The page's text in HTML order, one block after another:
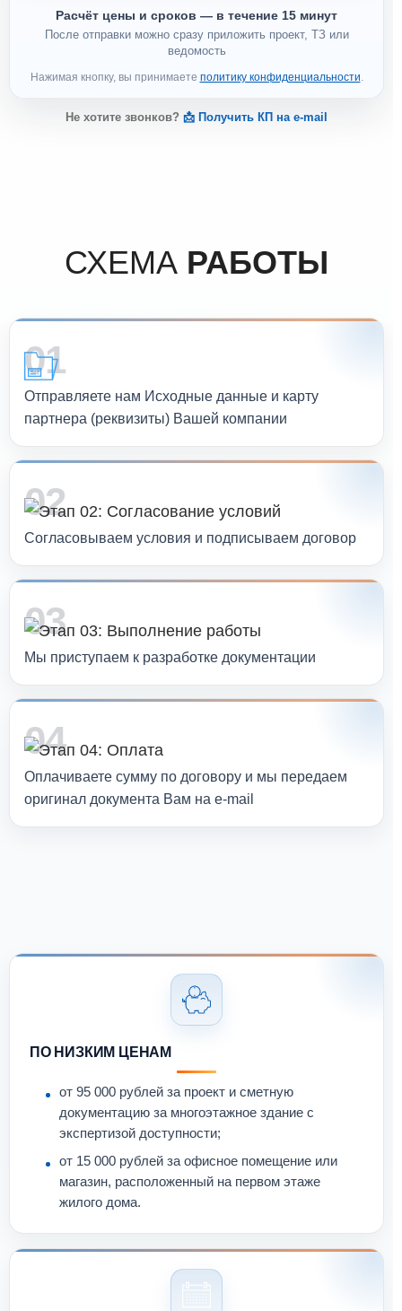
Расчёт цены и сроков — в течение 15 минут
После отправки можно сразу приложить проект, ТЗ или
ведомость
Нажимая кнопку, вы принимаете политику конфиденциальности
Не хотите звонков? 📩 Получить КП на e-mail
СХЕМА РАБОТЫ
01
Отправляете нам Исходные данные и карту
партнера (реквизиты) Вашей компании
02
Согласовываем условия и подписываем договор
03
Мы приступаем к разработке документации
04
Оплачиваете сумму по договору и мы передаем
оригинал документа Вам на e-mail
ПО НИЗКИМ ЦЕНАМ
от 95 000 рублей за проект и сметную
документацию за многоэтажное здание с
экспертизой доступности;
от 15 000 рублей за офисное помещение или
магазин, расположенный на первом этаже
жилого дома.